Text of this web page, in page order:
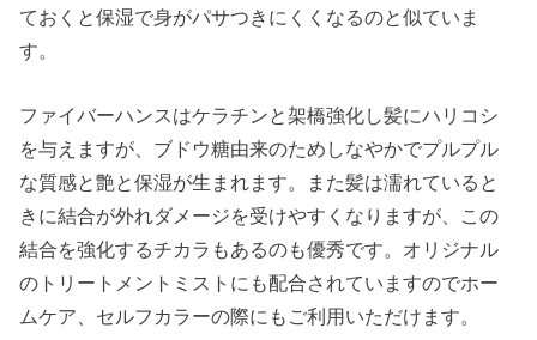
ておくと保湿で身がパサつきにくくなるのと似ていま
す。
ファイバーハンスはケラチンと架橋強化し髪にハリコシ
を与えますが、ブドウ糖由来のためしなやかでプルプル
な質感と艶と保湿が生まれます。また髪は濡れていると
きに結合が外れダメージを受けやすくなりますが、この
結合を強化するチカラもあるのも優秀です。オリジナル
のトリートメントミストにも配合されていますのでホー
ムケア、セルフカラーの際にもご利用いただけます。